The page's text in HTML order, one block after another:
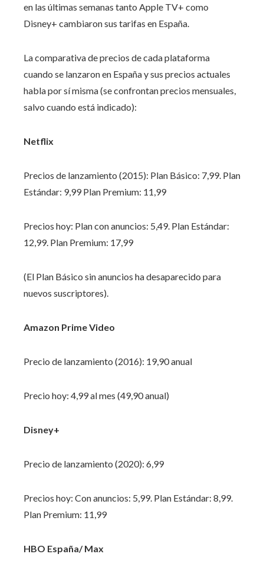
en las últimas semanas tanto Apple TV+ como
Disney+ cambiaron sus tarifas en España. ‌
La comparativa de precios de cada plataforma
cuando se lanzaron en España y sus precios actuales
habla por sí misma (se confrontan precios mensuales,
salvo cuando está indicado): ‌
Netflix
Precios de lanzamiento (2015): Plan Básico: 7,99. Plan
Estándar: 9,99 Plan Premium: 11,99
Precios hoy: Plan con anuncios: 5,49. Plan Estándar:
12,99. Plan Premium: 17,99
(El Plan Básico sin anuncios ha desaparecido para
nuevos suscriptores).
Amazon Prime Video
Precio de lanzamiento (2016): 19,90 anual
Precio hoy: 4,99 al mes (49,90 anual)
Disney+
Precio de lanzamiento (2020): 6,99
Precios hoy: Con anuncios: 5,99. Plan Estándar: 8,99.
Plan Premium: 11,99‌
HBO España/ Max